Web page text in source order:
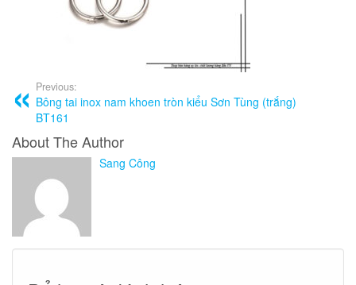
Previous:
Bông tai inox nam khoen tròn kiểu Sơn Tùng (trắng)
BT161
About The Author
Sang Công